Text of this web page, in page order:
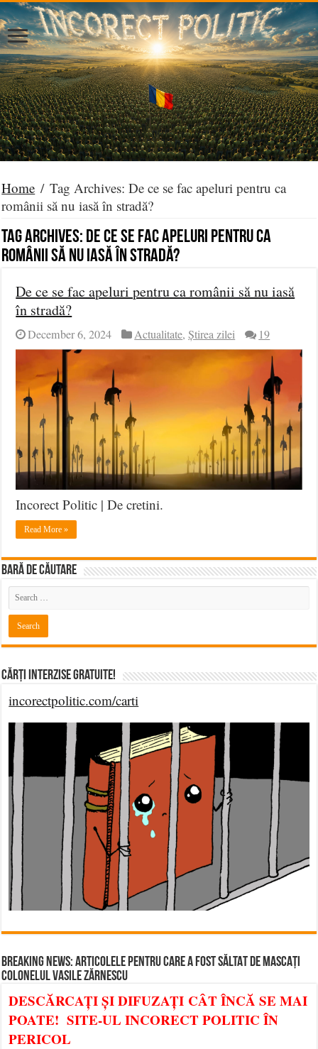
Home / Tag Archives: De ce se fac apeluri pentru ca
românii să nu iasă în stradă?
Tag Archives: De ce se fac apeluri pentru ca
românii să nu iasă în stradă?
De ce se fac apeluri pentru ca românii să nu iasă
în stradă?
December 6, 2024 Actualitate,Știrea zilei 19
Incorect Politic | De cretini.
Read More »
BARĂ DE CĂUTARE
Cărți Interzise Gratuite!
incorectpolitic.com/carti
BREAKING NEWS: ARTICOLELE PENTRU CARE A FOST SĂLTAT DE MASCAȚI
COLONELUL VASILE ZĂRNESCU
DESCĂRCAȚI ȘI DIFUZAȚI CÂT ÎNCĂ SE MAI
POATE! SITE-UL INCORECT POLITIC ÎN
PERICOL